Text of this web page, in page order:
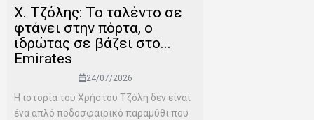
Χ. Τζόλης: Το ταλέντο σε
φτάνει στην πόρτα, ο
ιδρώτας σε βάζει στο...
Emirates
24/07/2026
Η ιστορία του Χρήστου Τζόλη δεν είναι
ένα απλό ποδοσφαιρικό παραμύθι που